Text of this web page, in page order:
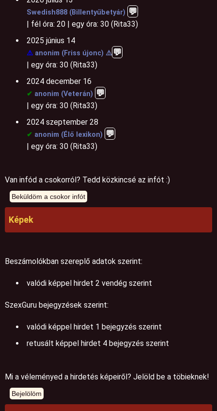
Swedish888 (Billentyűbetyár) 💬
| fél óra: 20 | egy óra: 30 (Rita33)
2025 június 14
⚠️anonim (Friss újonc) ⚠️ 💬️
| egy óra: 30 (Rita33)
2024 december 16
✔ anonim (Veterán) 💬️
| egy óra: 30 (Rita33)
2024 szeptember 28
✔ anonim (Élő lexikon) 💬️
| egy óra: 30 (Rita33)
Van infód a csokorról? Tedd közkincsé az infót :)
Képek
Beszámolókban szereplő adatok szerint:
valódi képpel hirdet 2 vendég szerint
SzexGuru bejegyzések szerint:
valódi képpel hirdet 1 bejegyzés szerint
retusált képpel hirdet 4 bejegyzés szerint
Mi a véleményed a hirdetés képeiről? Jelöld be a töbieknek!